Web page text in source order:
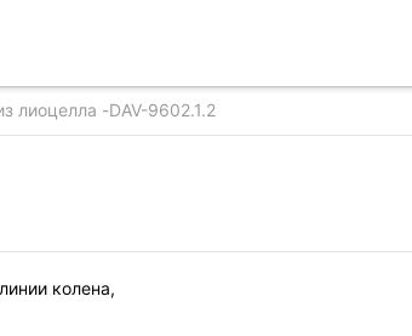
лиоцелла -DAV-9602.1.2
колена,